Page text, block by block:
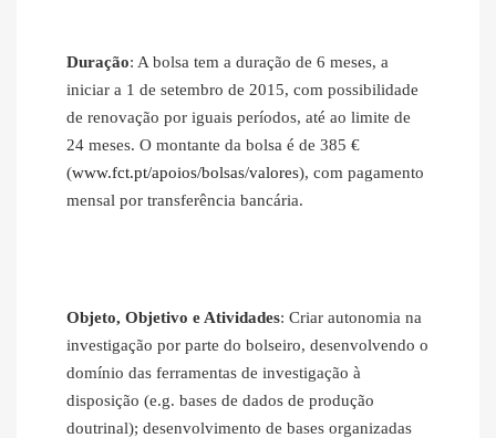
Duração: A bolsa tem a duração de 6 meses, a
iniciar a 1 de setembro de 2015, com possibilidade
de renovação por iguais períodos, até ao limite de
24 meses. O montante da bolsa é de 385 €
(www.fct.pt/apoios/bolsas/valores), com pagamento
mensal por transferência bancária.
Objeto, Objetivo e Atividades: Criar autonomia na
investigação por parte do bolseiro, desenvolvendo o
domínio das ferramentas de investigação à
disposição (e.g. bases de dados de produção
doutrinal); desenvolvimento de bases organizadas